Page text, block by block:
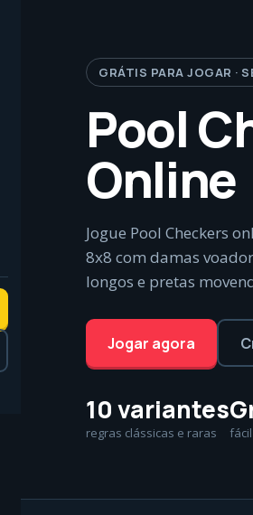
GRÁTIS PARA JOGAR ·
Pool
Online
Jogue Pool Checkers
8x8 com damas
longos e pretas
Jogar agora
10 variantes
regras clássicas e raras